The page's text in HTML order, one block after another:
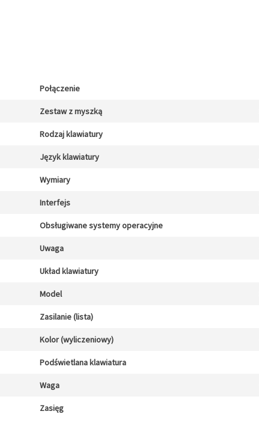
Połączenie
Zestaw z myszką
Rodzaj klawiatury
Język klawiatury
Wymiary
Interfejs
Obsługiwane systemy operacyjne
Uwaga
Układ klawiatury
Model
Zasilanie (lista)
Kolor (wyliczeniowy)
Podświetlana klawiatura
Waga
Zasięg